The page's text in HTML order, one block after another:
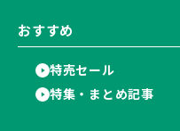
おすすめ
特売セール
特集・まとめ記事